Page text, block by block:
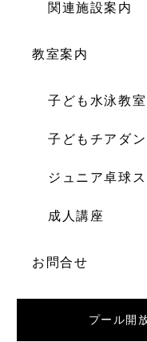
関連施設案内
教室案内
子ども水泳教室
子どもチアダ
ジュニア卓球
成人講座
お問合せ
プール開
: Attempt to
/home/wordstock/
content/themes/
: Undefined array
/home/wordstock/
: Attempt to
/home/wordstock/
/home/wordstock/